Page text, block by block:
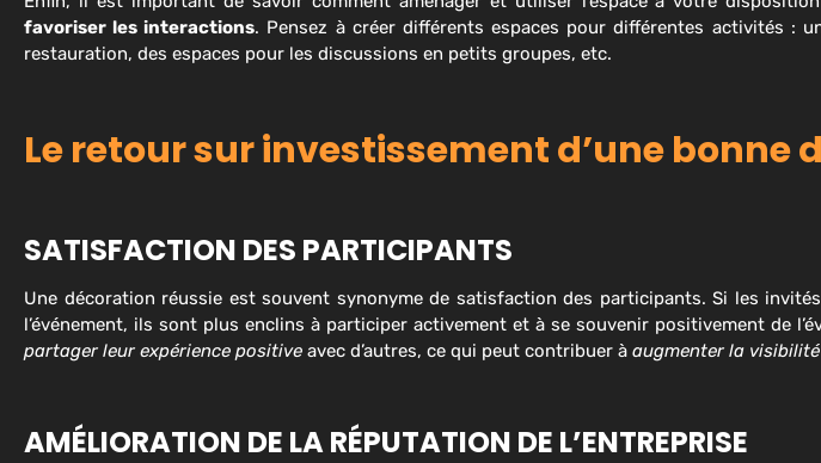
favoriser les interactions. Pensez à créer différents espaces pour différentes activités :
restauration, des espaces pour les discussions en petits groupes, etc.
Le retour sur investissement d’une bonne
SATISFACTION DES PARTICIPANTS
Une décoration réussie est souvent synonyme de satisfaction des participants. Si les
l’événement, ils sont plus enclins à participer activement et à se souvenir positivement de
partager leur expérience positive avec d’autres, ce qui peut contribuer à augmenter la
AMÉLIORATION DE LA RÉPUTATION DE L’ENTREPRISE